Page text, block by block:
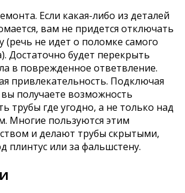
Если какая-либо из деталей
вам не придется отключать
(речь не идет о поломке самого
Достаточно будет перекрыть
в поврежденное ответвление.
привлекательность. Подключая
получаете возможность
трубы где угодно, а не только над
Многие пользуются этим
и делают трубы скрытыми,
плинтус или за фальшстену.